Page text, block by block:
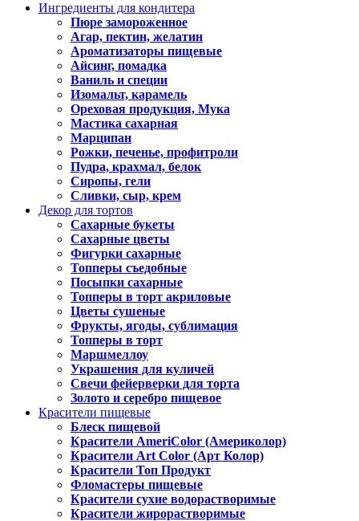
Ингредиенты для кондитера
Пюре замороженное
Агар, пектин, желатин
Ароматизаторы пищевые
Айсинг, помадка
Ваниль и специи
Изомальт, карамель
Ореховая продукция, Мука
Мастика сахарная
Марципан
Рожки, печенье, профитроли
Пудра, крахмал, белок
Сиропы, гели
Сливки, сыр, крем
Декор для тортов
Сахарные букеты
Сахарные цветы
Фигурки сахарные
Топперы съедобные
Посыпки сахарные
Топперы в торт акриловые
Цветы сушеные
Фрукты, ягоды, сублимация
Топперы в торт
Маршмеллоу
Украшения для куличей
Свечи фейерверки для торта
Золото и серебро пищевое
Красители пищевые
Блеск пищевой
Красители AmeriColor (Америколор)
Красители Art Color (Арт Колор)
Красители Топ Продукт
Фломастеры пищевые
Красители сухие водорастворимые
Красители жирорастворимые